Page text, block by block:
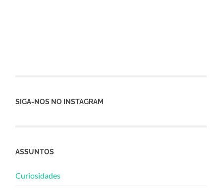
SIGA-NOS NO INSTAGRAM
ASSUNTOS
Curiosidades